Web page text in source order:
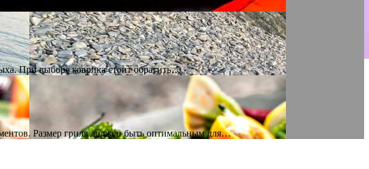
и насладиться природой.…
При выборе коврика стоит обратить…
Размер гриля должен быть оптимальным для…